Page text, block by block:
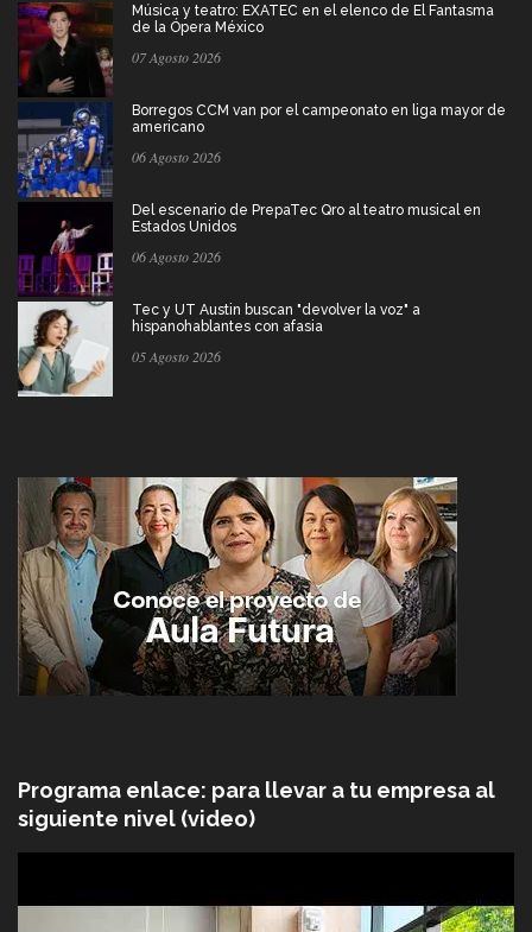
Música y teatro: EXATEC en el elenco de El Fantasma
de la Ópera México
07 Agosto 2026
Borregos CCM van por el campeonato en liga mayor de
americano
06 Agosto 2026
Del escenario de PrepaTec Qro al teatro musical en
Estados Unidos
06 Agosto 2026
Tec y UT Austin buscan "devolver la voz" a
hispanohablantes con afasia
05 Agosto 2026
Programa enlace: para llevar a tu empresa al
siguiente nivel (video)